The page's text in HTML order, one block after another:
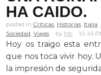
HA CAIDO.
posted in Criticas, Historias, Italia,
Sociedad, Viajes Mc 10.45
Hoy os traigo esta
que nos toca vivir hoy.
la impresión de